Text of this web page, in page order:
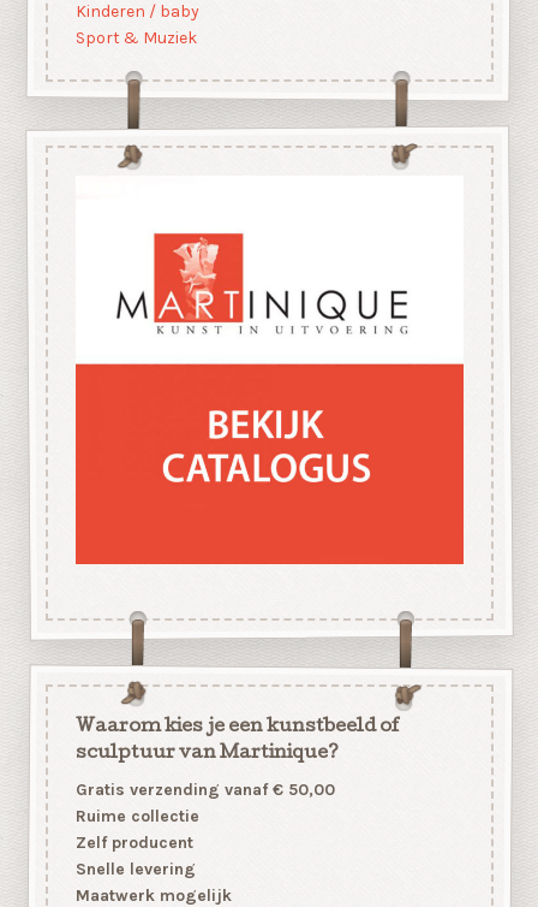
Kinderen / baby
Sport & Muziek
Waarom kies je een kunstbeeld of
sculptuur van Martinique?
Gratis verzending vanaf € 50,00
Ruime collectie
Zelf producent
Snelle levering
Maatwerk mogelijk